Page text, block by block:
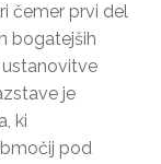
čemer prvi del
bogatejših
ustanovitve
je
ki
pod